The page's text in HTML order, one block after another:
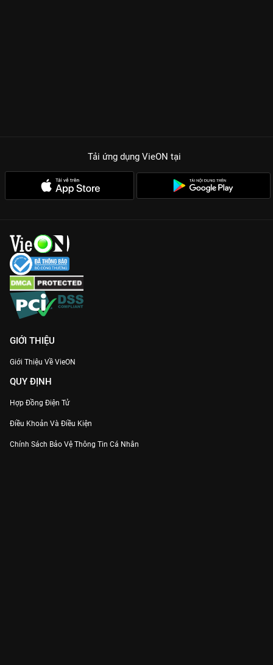
Tải ứng dụng VieON tại
GIỚI THIỆU
Giới Thiệu Về VieON
QUY ĐỊNH
Hợp Đồng Điện Tử
Điều Khoản Và Điều Kiện
Chính Sách Bảo Vệ Thông Tin Cá Nhân